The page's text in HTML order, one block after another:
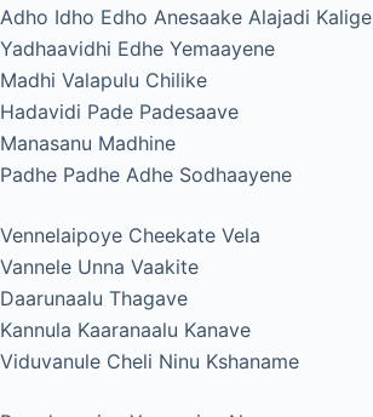
Adho Idho Edho Anesaake Alajadi Kalige
Yadhaavidhi Edhe Yemaayene
Madhi Valapulu Chilike
Hadavidi Pade Padesaave
Manasanu Madhine
Padhe Padhe Adhe Sodhaayene
Vennelaipoye Cheekate Vela
Vannele Unna Vaakite
Daarunaalu Thagave
Kannula Kaaranaalu Kanave
Viduvanule Cheli Ninu Kshaname